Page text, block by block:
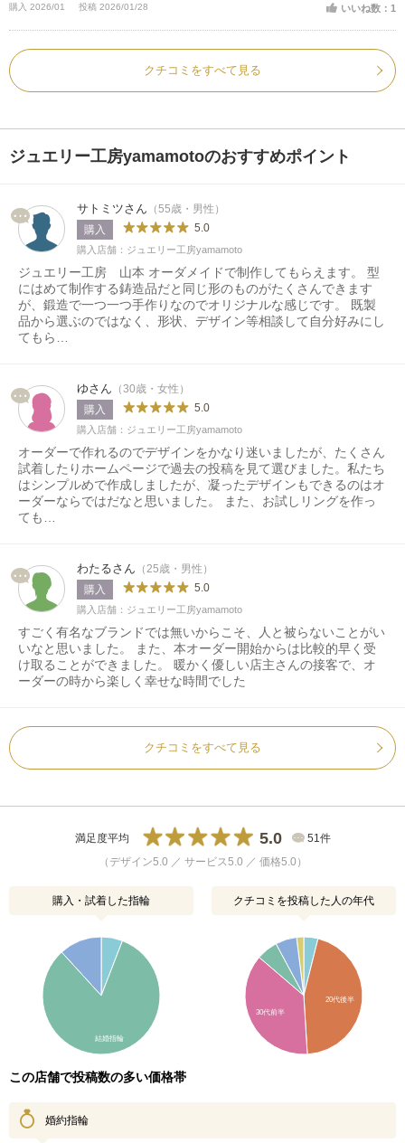
購入 2026/01
投稿 2026/01/28 いいね数：1
クチコミをすべて見る
ジュエリー工房yamamotoのおすすめポイント
サトミツさん （55歳・男性）
購入
5.0
購入店舗：ジュエリー工房yamamoto
ジュエリー工房 山本 オーダメイドで制作してもらえます。 型
にはめて制作する鋳造品だと同じ形のものがたくさんできます
が、鍛造で一つ一つ手作りなのでオリジナルな感じです。 既製
品から選ぶのではなく、形状、デザイン等相談して自分好みにし
てもら…
ゆさん （30歳・女性）
購入
5.0
購入店舗：ジュエリー工房yamamoto
オーダーで作れるのでデザインをかなり迷いましたが、たくさん
試着したりホームページで過去の投稿を見て選びました。私たち
はシンプルめで作成しましたが、凝ったデザインもできるのはオ
ーダーならではだなと思いました。 また、お試しリングを作っ
ても…
わたるさん （25歳・男性）
購入
5.0
購入店舗：ジュエリー工房yamamoto
すごく有名なブランドでは無いからこそ、人と被らないことがい
いなと思いました。 また、本オーダー開始からは比較的早く受
け取ることができました。 暖かく優しい店主さんの接客で、オ
ーダーの時から楽しく幸せな時間でした
クチコミをすべて見る
満足度平均 5.0
51件
（デザイン5.0 ／ サービス5.0 ／ 価格5.0）
購入・試着した指輪
結婚指輪
クチコミを投稿した人の年代
20代後半
30代前半
この店舗で投稿数の多い価格帯
婚約指輪